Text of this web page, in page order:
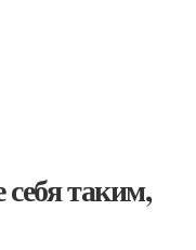
таким,